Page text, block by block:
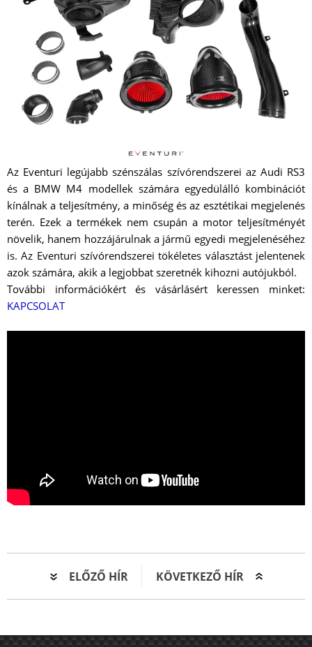
Az Eventuri legújabb szénszálas szívórendszerei az Audi RS3
és a BMW M4 modellek számára egyedülálló kombinációt
kínálnak a teljesítmény, a minőség és az esztétikai megjelenés
terén. Ezek a termékek nem csupán a motor teljesítményét
növelik, hanem hozzájárulnak a jármű egyedi megjelenéséhez
is. Az Eventuri szívórendszerei tökéletes választást jelentenek
azok számára, akik a legjobbat szeretnék kihozni autójukból.
További információkért és vásárlásért keressen minket:
KAPCSOLAT
ELŐZŐ HÍR KÖVETKEZŐ HÍR